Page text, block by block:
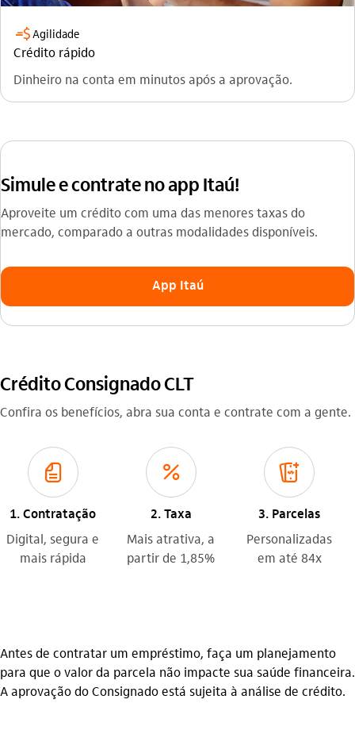
cobrancaAgilidade
Crédito rápido
Dinheiro na conta em minutos após a aprovação.
Simule e contrate no app Itaú!
Aproveite um crédito com uma das menores taxas do
mercado, comparado a outras modalidades disponíveis.
App Itaú
Crédito Consignado CLT
Confira os benefícios, abra sua conta e contrate com a gente.
fatura_outline
1. Contratação
Digital, segura e
mais rápida
juros
2. Taxa
Mais atrativa, a
partir de 1,85%
credito_consignado_outline
3. Parcelas
Personalizadas
em até 84x
Antes de contratar um empréstimo, faça um planejamento
para que o valor da parcela não impacte sua saúde financeira.
A aprovação do Consignado está sujeita à análise de crédito.